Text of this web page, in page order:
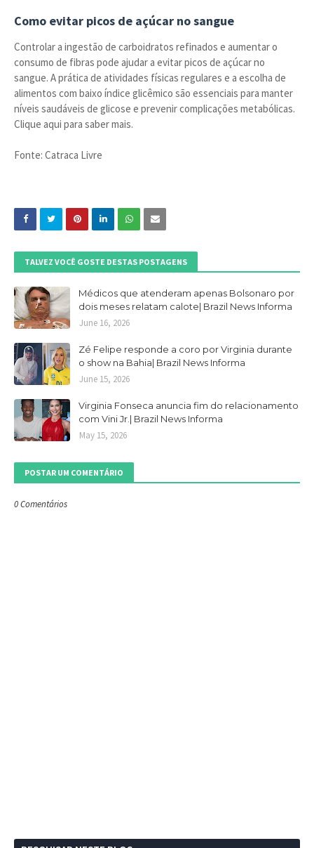
Como evitar picos de açúcar no sangue
Controlar a ingestão de carboidratos refinados e aumentar o
consumo de fibras pode ajudar a evitar picos de açúcar no
sangue. A prática de atividades físicas regulares e a escolha de
alimentos com baixo índice glicêmico são essenciais para manter
níveis saudáveis de glicose e prevenir complicações metabólicas.
Clique aqui para saber mais.
Fonte: Catraca Livre
TALVEZ VOCÊ GOSTE DESTAS POSTAGENS
Médicos que atenderam apenas Bolsonaro por
dois meses relatam calote| Brazil News Informa
June 16, 2026
Zé Felipe responde a coro por Virginia durante
o show na Bahia| Brazil News Informa
June 15, 2026
Virginia Fonseca anuncia fim do relacionamento
com Vini Jr.| Brazil News Informa
May 15, 2026
POSTAR UM COMENTÁRIO
0 Comentários